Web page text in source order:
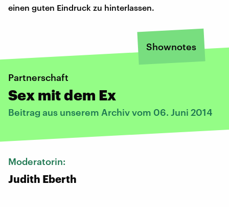
einen guten Eindruck zu hinterlassen.
Shownotes
Partnerschaft
Sex mit dem Ex
Beitrag aus unserem Archiv vom 06. Juni 2014
Moderatorin:
Judith Eberth